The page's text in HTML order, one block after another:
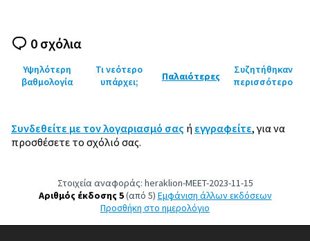
0 σχόλια
Υψηλότερη
βαθμολογία
Τι νεότερο
υπάρχει;
Παλαιότερες
Συζητήθηκαν
περισσότερο
Συνδεθείτε με τον λογαριασμό σας ή εγγραφείτε, για να
προσθέσετε το σχόλιό σας.
Στοιχεία αναφοράς: heraklion-MEET-2023-11-15
Αριθμός έκδοσης 5(από 5) εμφάνιση άλλων εκδόσεων
Προσθήκη στο ημερολόγιο